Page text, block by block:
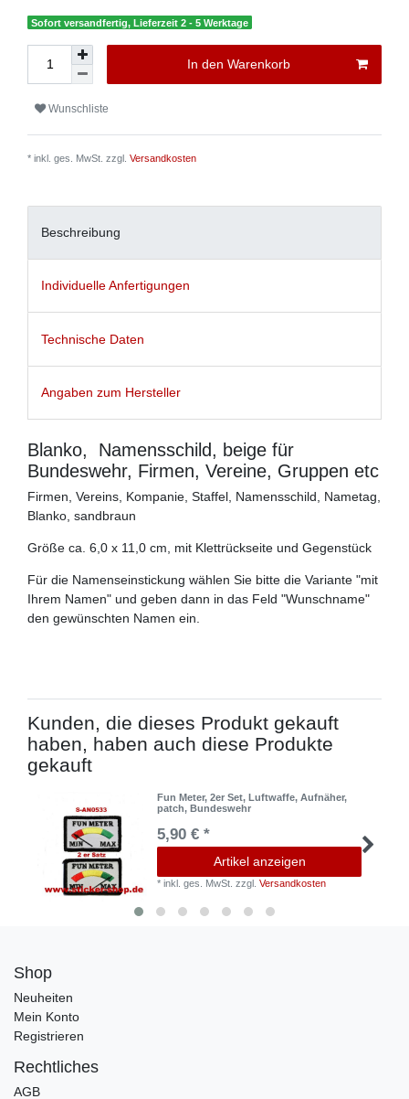
Sofort versandfertig, Lieferzeit 2 - 5 Werktage
In den Warenkorb
Wunschliste
* inkl. ges. MwSt. zzgl. Versandkosten
Beschreibung
Individuelle Anfertigungen
Technische Daten
Angaben zum Hersteller
Blanko, Namensschild, beige für
Bundeswehr, Firmen, Vereine, Gruppen etc
Firmen, Vereins, Kompanie, Staffel, Namensschild, Nametag,
Blanko, sandbraun
Größe ca. 6,0 x 11,0 cm, mit Klettrückseite und Gegenstück
Für die Namenseinstickung wählen Sie bitte die Variante "mit
Ihrem Namen" und geben dann in das Feld "Wunschname"
den gewünschten Namen ein.
Kunden, die dieses Produkt gekauft
haben, haben auch diese Produkte
gekauft
Fun Meter, 2er Set, Luftwaffe, Aufnäher,
patch, Bundeswehr
5,90 € *
Artikel anzeigen
*inkl. ges. MwSt. zzgl.Versandkosten
Shop
Neuheiten
Mein Konto
Registrieren
Rechtliches
AGB